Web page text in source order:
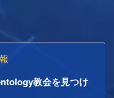
教会を見つけ